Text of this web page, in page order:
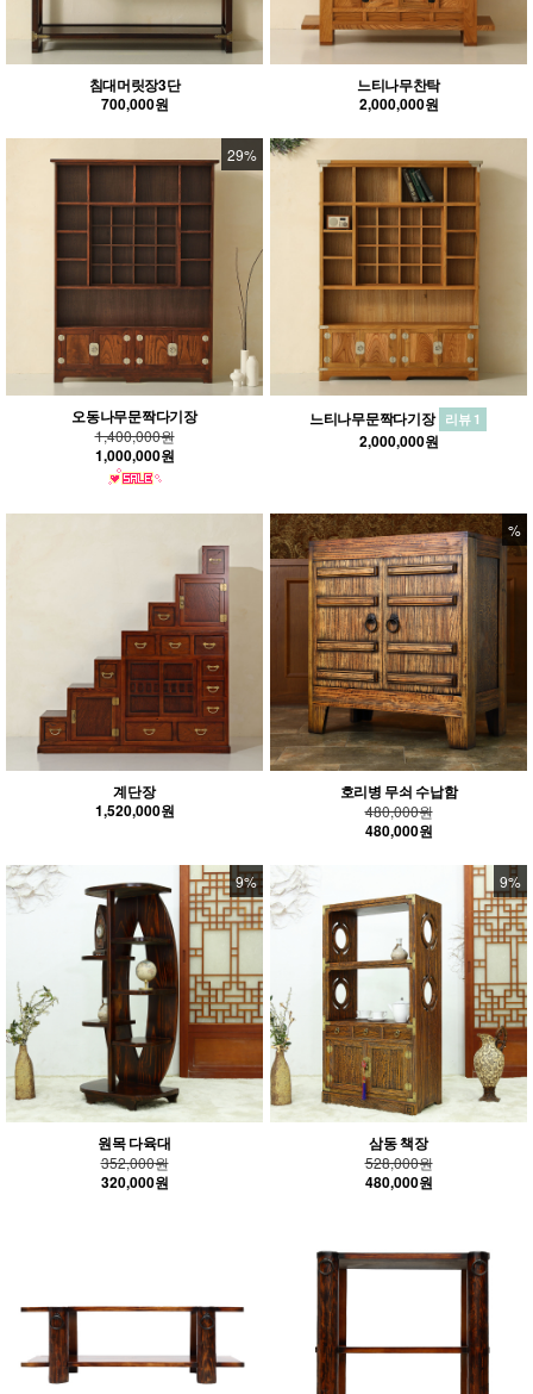
침대머릿장3단
700,000원
느티나무찬탁
2,000,000원
29%
오동나무문짝다기장
1,400,000원
1,000,000원
느티나무문짝다기장 리뷰 1
2,000,000원
계단장
1,520,000원
%
호리병 무쇠 수납함
480,000원
480,000원
9%
원목 다육대
352,000원
320,000원
9%
삼동 책장
528,000원
480,000원